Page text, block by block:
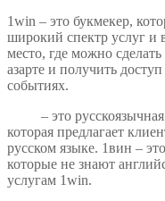
1win – это букмекер,
широкий спектр услуг и
место, где можно
азарте и получить
событиях.
– это
которая предлагает
русском языке. 1вин –
которые не знают
услугам 1win.